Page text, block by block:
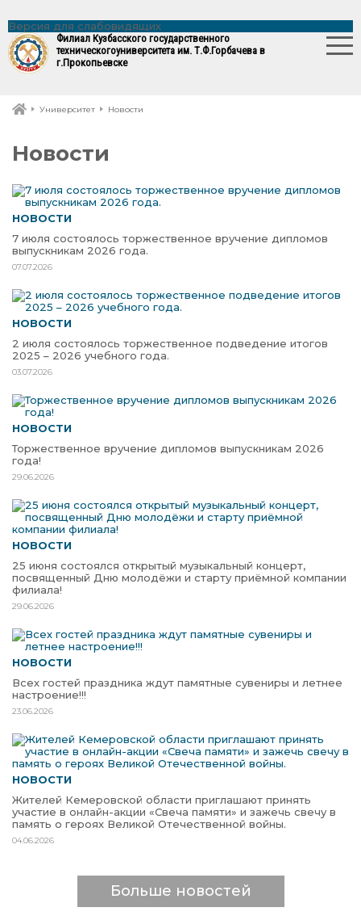
Версия для слабовидящих
Филиал Кузбасского государственного
техническогоуниверситета им. Т.Ф.Горбачева в
г.Прокопьевске
Университет Новости
Новости
НОВОСТИ
7 июля состоялось торжественное вручение дипломов
выпускникам 2026 года.
07.07.2026
НОВОСТИ
2 июля состоялось торжественное подведение итогов
2025 – 2026 учебного года.
03.07.2026
НОВОСТИ
Торжественное вручение дипломов выпускникам 2026
года!
29.06.2026
НОВОСТИ
25 июня состоялся открытый музыкальный концерт,
посвященный Дню молодёжи и старту приёмной компании
филиала!
29.06.2026
НОВОСТИ
Всех гостей праздника ждут памятные сувениры и летнее
настроение!!!
23.06.2026
НОВОСТИ
Жителей Кемеровской области приглашают принять
участие в онлайн-акции «Свеча памяти» и зажечь свечу в
память о героях Великой Отечественной войны.
04.06.2026
Больше новостей